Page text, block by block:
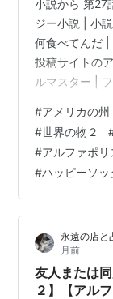
小説から 第27
ジー小説 | 小
何食べてんだ
投稿サイトの
ルマスター |
ド もう日曜日
通常運転です
ーハンプシャ
ンコード
#アメリカの州
#世界の物２
#アルファポリ
#ハッピーソ
永遠の店と
月前
友人または
２】【アル